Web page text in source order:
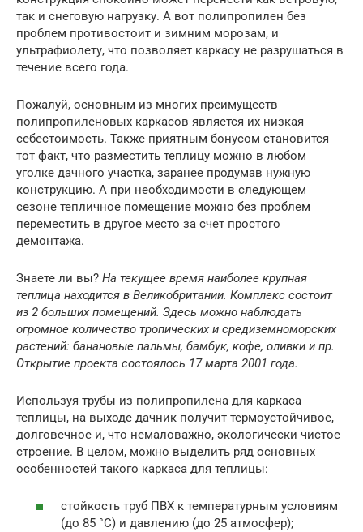
так и снеговую нагрузку. А вот полипропилен без
проблем противостоит и зимним морозам, и
ультрафиолету, что позволяет каркасу не разрушаться в
течение всего года.
Пожалуй, основным из многих преимуществ
полипропиленовых каркасов является их низкая
себестоимость. Также приятным бонусом становится
тот факт, что разместить теплицу можно в любом
уголке дачного участка, заранее продумав нужную
конструкцию. А при необходимости в следующем
сезоне тепличное помещение можно без проблем
переместить в другое место за счет простого
демонтажа.
Знаете ли вы? На текущее время наиболее крупная
теплица находится в Великобритании. Комплекс состоит
из 2 больших помещений. Здесь можно наблюдать
огромное количество тропических и средиземноморских
растений: банановые пальмы, бамбук, кофе, оливки и пр.
Открытие проекта состоялось 17 марта 2001 года.
Используя трубы из полипропилена для каркаса
теплицы, на выходе дачник получит термоустойчивое,
долговечное и, что немаловажно, экологически чистое
строение. В целом, можно выделить ряд основных
особенностей такого каркаса для теплицы:
стойкость труб ПВХ к температурным условиям
(до 85 °С) и давлению (до 25 атмосфер);